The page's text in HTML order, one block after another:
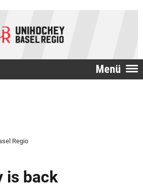
Menü
Regio
is back